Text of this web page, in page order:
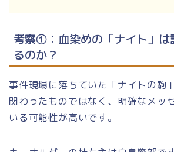
考察①：血染めの「ナイト」は
るのか？
事件現場に落ちていた「ナイトの駒
関わったものではなく、明確なメッ
いる可能性が高いです。